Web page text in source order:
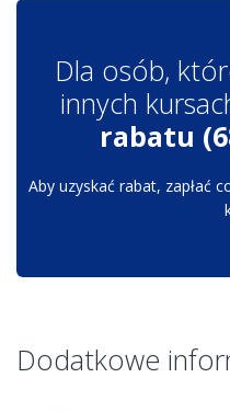
Dla osób,
innych
rabatu
Aby uzyskać rabat, zapłać
Dodatkowe